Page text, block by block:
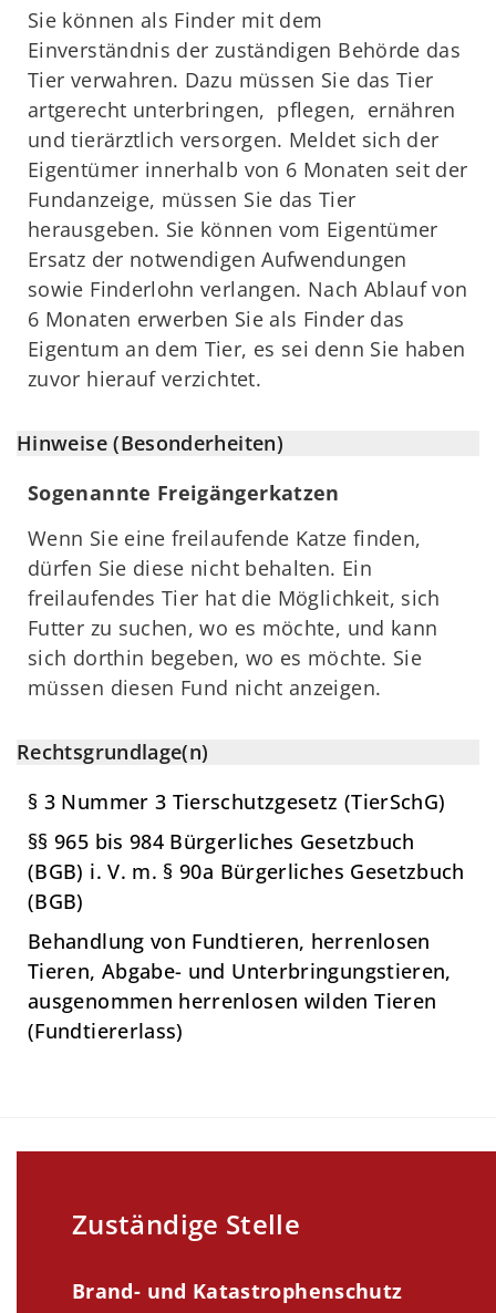
Sie können als Finder mit dem
Einverständnis der zuständigen Behörde das
Tier verwahren. Dazu müssen Sie das Tier
artgerecht unterbringen, pflegen, ernähren
und tierärztlich versorgen. Meldet sich der
Eigentümer innerhalb von 6 Monaten seit der
Fundanzeige, müssen Sie das Tier
herausgeben. Sie können vom Eigentümer
Ersatz der notwendigen Aufwendungen
sowie Finderlohn verlangen. Nach Ablauf von
6 Monaten erwerben Sie als Finder das
Eigentum an dem Tier, es sei denn Sie haben
zuvor hierauf verzichtet.
Hinweise (Besonderheiten)
Sogenannte Freigängerkatzen
Wenn Sie eine freilaufende Katze finden,
dürfen Sie diese nicht behalten. Ein
freilaufendes Tier hat die Möglichkeit, sich
Futter zu suchen, wo es möchte, und kann
sich dorthin begeben, wo es möchte. Sie
müssen diesen Fund nicht anzeigen.
Rechtsgrundlage(n)
§ 3 Nummer 3 Tierschutzgesetz (TierSchG)
§§ 965 bis 984 Bürgerliches Gesetzbuch
(BGB) i. V. m. § 90a Bürgerliches Gesetzbuch
(BGB)
Behandlung von Fundtieren, herrenlosen
Tieren, Abgabe- und Unterbringungstieren,
ausgenommen herrenlosen wilden Tieren
(Fundtiererlass)
Zuständige Stelle
Brand- und Katastrophenschutz